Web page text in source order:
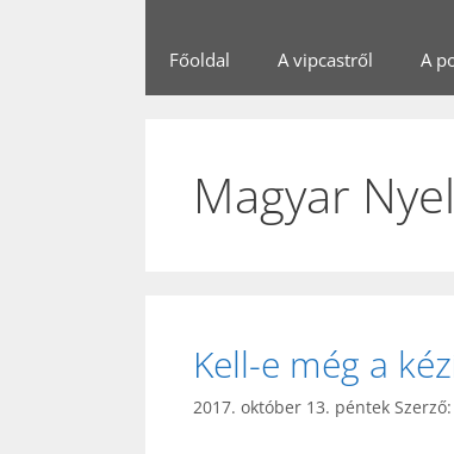
Főoldal A vipcastről A
Magyar
Kell-e még a
2017. október 13. péntek Szerző: